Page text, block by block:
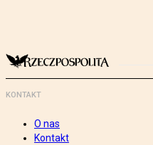
KONTAKT
O nas
Kontakt